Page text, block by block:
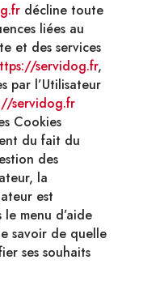
décline toute
liées au
et des services
servidog.fr,
par l’Utilisateur
servidog.fr
Cookies
du fait du
des
la
est
menu d’aide
savoir de quelle
ses souhaits